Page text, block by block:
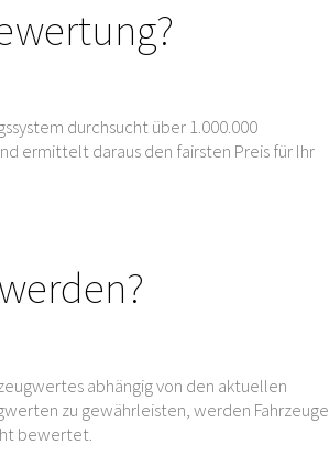
durchsucht über 1.000.000
ermittelt daraus den fairsten Preis für Ihr
abhängig von den aktuellen
zu gewährleisten, werden Fahrzeuge
bewertet.